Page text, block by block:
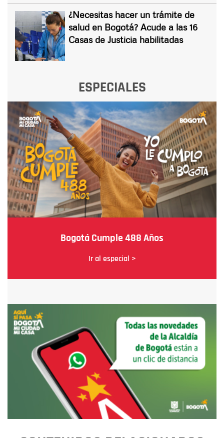
¿Necesitas hacer un trámite de
salud en Bogotá? Acude a las 16
Casas de Justicia habilitadas
ESPECIALES
Bogotá Cumple 488 Años
Ir al especial >